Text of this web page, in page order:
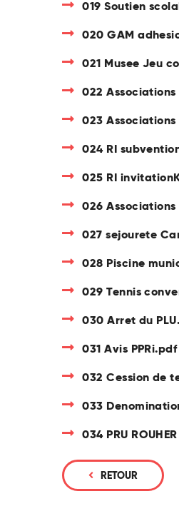
019 Soutien
020 GAM
021 Musee Jeu
022
023
024 RI
025 RI
026
027 sejourete
028 Piscine
029 Tennis
030 Arret du
031 Avis PPRi.pdf
032 Cession de
033
034 PRU
RETOUR